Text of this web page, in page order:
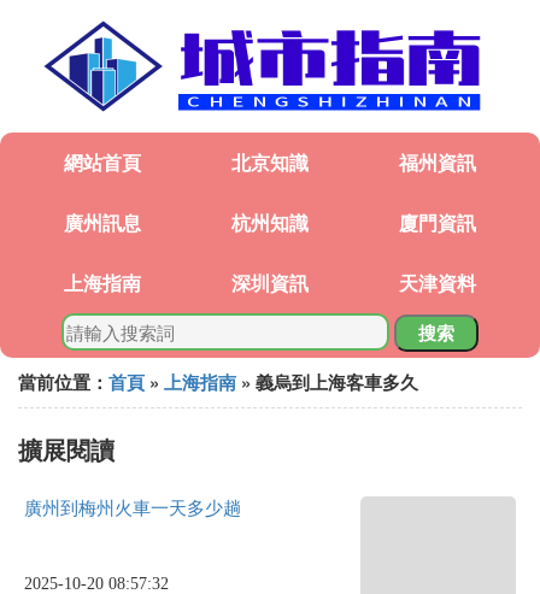
網站首頁 北京知識 福州資訊
廣州訊息 杭州知識 廈門資訊
上海指南 深圳資訊 天津資料
搜索
當前位置： 首頁 » 上海指南 » 義烏到上海客車多久
擴展閱讀
廣州到梅州火車一天多少趟
2025-10-20 08:57:32